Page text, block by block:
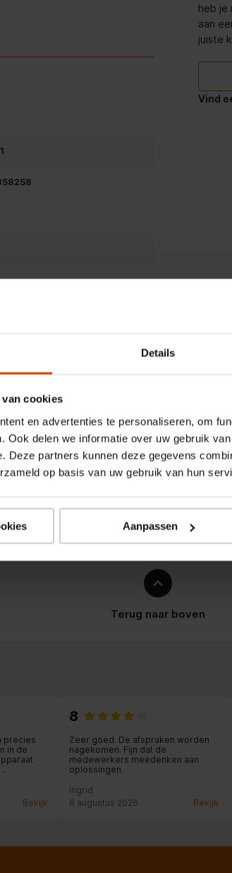
Details
cookies
en advertenties te personaliseren, om
Ook delen we informatie over uw gebruik
Deze partners kunnen deze gegevens
op basis van uw gebruik van hun
Aanpassen
cijfers en letters op het
vinden. Hierdoor is het
mm
telefoon
heb je
aan
juiste
Vind
Terug naar boven
precies
in de
Bekijk
8
Zeer goed. De afspraken worden
nagekomen. Fijn dat de
medewerkers meedenken aan
oplossingen.
Ingrid
6 augustus 2026
Bekijk